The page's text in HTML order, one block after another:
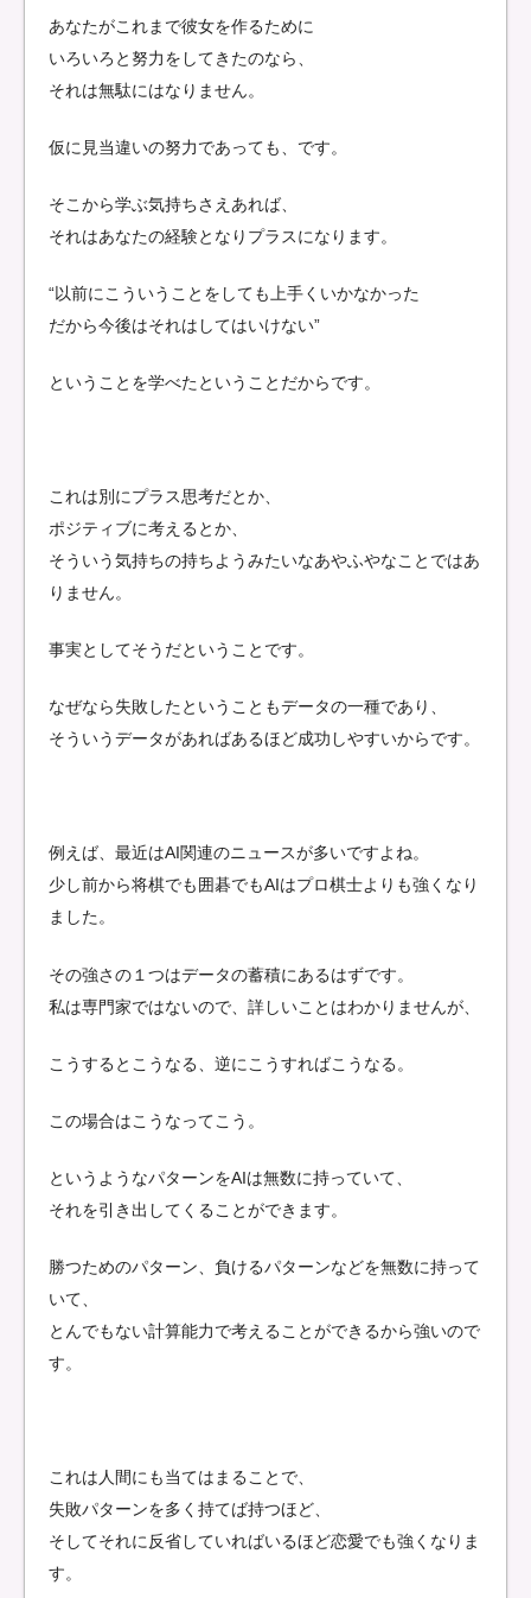
あなたがこれまで彼女を作るために
いろいろと努力をしてきたのなら、
それは無駄にはなりません。
仮に見当違いの努力であっても、です。
そこから学ぶ気持ちさえあれば、
それはあなたの経験となりプラスになります。
“以前にこういうことをしても上手くいかなかった
だから今後はそれはしてはいけない”
ということを学べたということだからです。
これは別にプラス思考だとか、
ポジティブに考えるとか、
そういう気持ちの持ちようみたいなあやふやなことではあ
りません。
事実としてそうだということです。
なぜなら失敗したということもデータの一種であり、
そういうデータがあればあるほど成功しやすいからです。
例えば、最近はAI関連のニュースが多いですよね。
少し前から将棋でも囲碁でもAIはプロ棋士よりも強くなり
ました。
その強さの１つはデータの蓄積にあるはずです。
私は専門家ではないので、詳しいことはわかりませんが、
こうするとこうなる、逆にこうすればこうなる。
この場合はこうなってこう。
というようなパターンをAIは無数に持っていて、
それを引き出してくることができます。
勝つためのパターン、負けるパターンなどを無数に持って
いて、
とんでもない計算能力で考えることができるから強いので
す。
これは人間にも当てはまることで、
失敗パターンを多く持てば持つほど、
そしてそれに反省していればいるほど恋愛でも強くなりま
す。